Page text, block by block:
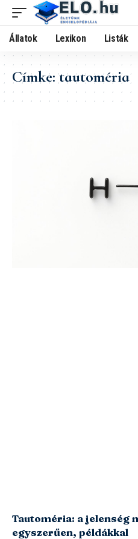
Állatok Lexikon Listák
Címke:tautoméria
Tautoméria: a jelenség
egyszerűen, példákkal